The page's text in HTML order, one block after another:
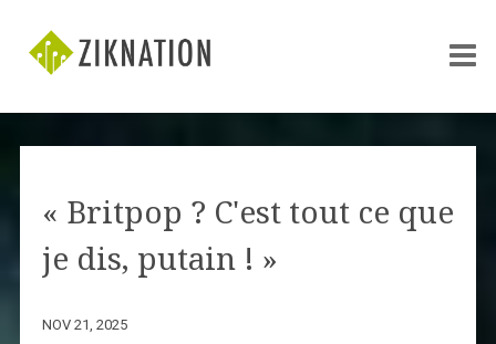
« Britpop ? C'est tout ce que
je dis, putain ! »
NOV 21, 2025